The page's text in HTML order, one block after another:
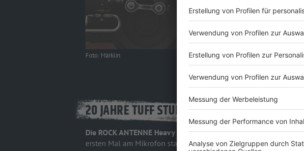
Foto: Märklin
20 JAHRE TUFF STUFF!
Die ROCK ANTENNE Heavy Metal Kultshow hat 2022 schon
ersten Mal am Mikrofon stand... :-)